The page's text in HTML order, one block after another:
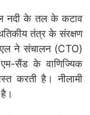
नदी के तल के कटाव
तंत्र के संरक्षण
ने संचालन (CTO)
सैंड के वाणिज्यिक
करती है। नीलामी